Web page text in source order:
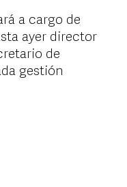
a cargo de
ayer director
de
gestión